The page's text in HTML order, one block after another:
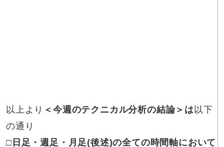
以上より ＜今週のテクニカル分析の結論＞は 以下
の通り
□日足・週足・ 月足(後述)の全ての時間軸において